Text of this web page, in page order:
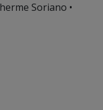
Soriano •